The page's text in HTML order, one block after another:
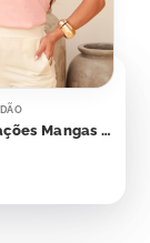
Tshirt Corações Mangas Aplicação